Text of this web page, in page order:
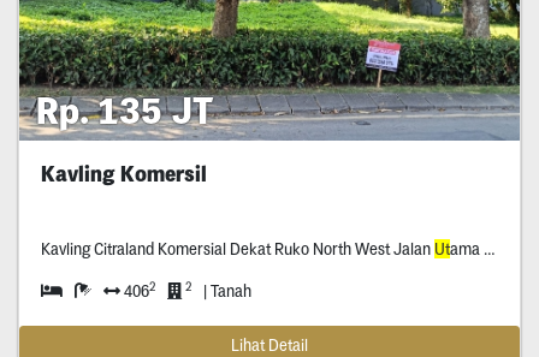
Rp. 135 JT
Kavling Komersil
Kavling Citraland Komersial Dekat Ruko North West Jalan Utama Double Way Bukit Palma Cluster Luar
4062 2 | Tanah
Lihat Detail